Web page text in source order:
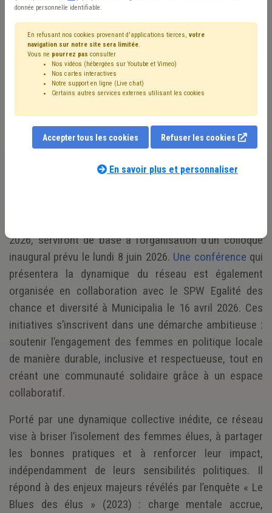
franchit une nouvelle étape dans son engagement en
thématiques des premières rencontres du Réseau des
2026, serviront de base à l’organisation d’un colloque
inaugural prévu le lundi 8 juin 2026. Une conférence qui
présentera la dynamique du réseau est également
organisée en collaboration avec le SPW Egalité des
chance et diversité à Municipalia le 16 avril 2026. Ces
initiatives s’inscrivent dans une démarche ambitieuse :
soutenir l’engagement des femmes en politique locale
de manière durable, inclusive et respectueuse, tout en
créant une communauté solidaire grâce à un espace
collaboratif.
Porté par une dynamique collective inédite, ce réseau
vise à briser l’isolement des femmes élues, à partager
les bonnes pratiques et à renforcer leur impact,
indépendamment de leurs sensibilités politiques. Il
répond à des enjeux majeurs révélés par l’enquête « Le
Blues des élus » (2023) : charge mentale accrue,
donnée personnelle identifiable.
En refusant nos cookies provenant d'applications tierces, votre
navigation sur notre site sera limitée.
Vous ne pourrez pas consulter
Nos vidéos (hébergées sur Youtube et Vimeo)
Nos cartes interactives
Notre support en ligne (Live chat)
Certains autres services externes utilisant les cookies
Accepter tous les cookies Refuser les cookies
En savoir plus et personnaliser